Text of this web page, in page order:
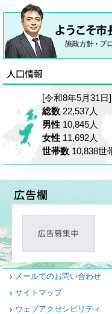
[令和8年5月31日]
総数 22,537人
男性 10,845人
女性 11,692人
世帯数 10,838世
メールでのお問い合わせ
サイトマップ
ウェブアクセシビリティ